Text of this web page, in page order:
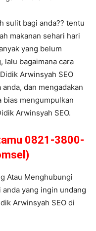
sulit bagi anda?? tentu
makanan sehari hari
yang belum
bagaimana cara
Arwinsyah SEO
dan mengadakan
bias mengumpulkan
Arwinsyah SEO.
0821-3800-
Atau Menghubungi
anda yang ingin undang
Arwinsyah SEO di